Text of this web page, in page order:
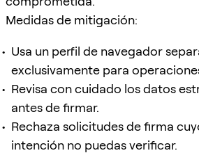
Medidas de mitigación:
Usa un perfil de navegador
exclusivamente para
Revisa con cuidado los datos
antes de firmar.
Rechaza solicitudes de firma
intención no puedas verificar.